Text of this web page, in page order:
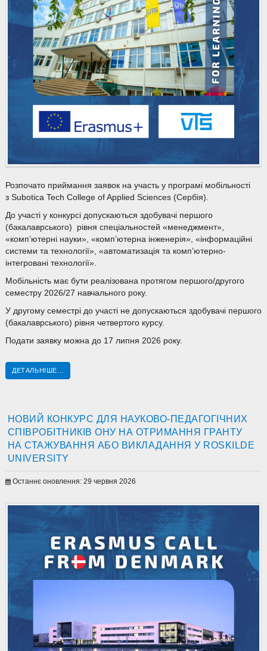
Розпочато приймання заявок на участь у програмі мобільності
з Subotica Tech College of Applied Sciences (Сербія).
До участі у конкурсі допускаються здобувачі першого
(бакалаврського) рівня спеціальностей «менеджмент»,
«комп’ютерні науки», «комп’ютерна інженерія», «інформаційні
системи та технології», «автоматизація та комп’ютерно-
інтегровані технології».
Мобільність має бути реалізована протягом першого/другого
семестру 2026/27 навчального року.
У другому семестрі до участі не допускаються здобувачі першого
(бакалаврського) рівня четвертого курсу.
Подати заявку можна до 17 липня 2026 року.
ДЕТАЛЬНІШЕ...
НОВИЙ КОНКУРС ДЛЯ НАУКОВО-ПЕДАГОГІЧНИХ
СПІВРОБІТНИКІВ ОНУ НА ОТРИМАННЯ ГРАНТУ
НА СТАЖУВАННЯ АБО ВИКЛАДАННЯ У ROSKILDE
UNIVERSITY
Останнє оновлення: 29 червня 2026